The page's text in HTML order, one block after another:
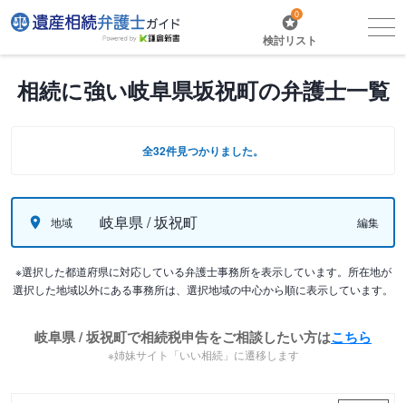
0
検討リスト
相続に強い岐阜県坂祝町の弁護士一覧
全32件見つかりました。
地域 岐阜県 / 坂祝町 編集
※選択した都道府県に対応している弁護士事務所を表示しています。所在地が
選択した地域以外にある事務所は、選択地域の中心から順に表示しています。
岐阜県 / 坂祝町で相続税申告をご相談したい方はこちら
※姉妹サイト「いい相続」に遷移します